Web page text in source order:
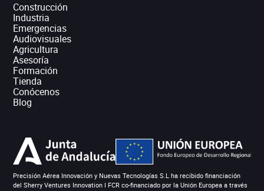
Construcción
Industria
Emergencias
Audiovisuales
Agricultura
Asesoría
Formación
Tienda
Conócenos
Blog
Precisión Aérea Innovación y Nuevas Tecnologías S.L ha recibido financiación
del Sherry Ventures Innovation I FCR co-financiado por la Unión Europea a través